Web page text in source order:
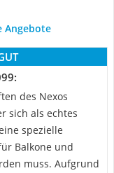
Angebote
des Nexos
sich als echtes
spezielle
Balkone und
muss. Aufgrund